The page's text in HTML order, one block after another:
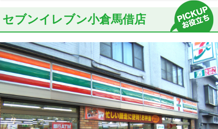
セブンイレブン小倉馬借店